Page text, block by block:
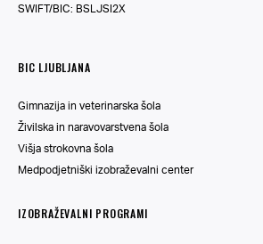
SWIFT/BIC: BSLJSI2X
BIC LJUBLJANA
Gimnazija in veterinarska šola
Živilska in naravovarstvena šola
Višja strokovna šola
Medpodjetniški izobraževalni center
IZOBRAŽEVALNI PROGRAMI